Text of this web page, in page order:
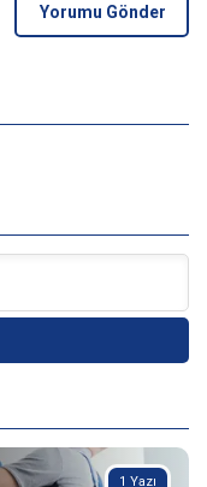
Yorumu Gönder
1 Yazı